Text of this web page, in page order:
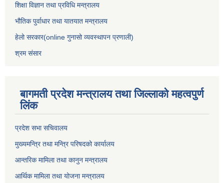
शिक्षा विज्ञान तथा प्रविधि मन्त्रालय
भौतिक पुर्वाधार तथा यातयात मन्त्रालय
हेलो सरकार(online गुनासो व्यवस्थापन प्रणाली)
श्रम संसार
बागमती प्रदेश मन्त्रालय तथा जिल्लाको महत्वपुर्ण
लिंक
प्रदेश सभा सचिवालय
मुख्यमन्त्रि तथा मन्त्रि परिषदको कार्यालय
आन्तरिक मामिला तथा कानुन मन्त्रालय
आर्थिक मामिला तथा योजना मन्त्रालय